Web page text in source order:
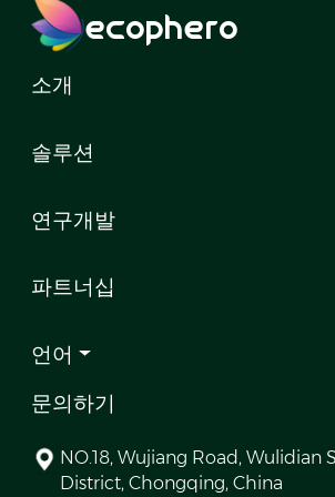
ecophero
소개
솔루션
연구개발
파트너십
언어
문의하기
NO.18, Wujiang Road, Wulidian
District, Chongqing, China